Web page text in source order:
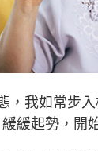
，我如常步
緩起勢，開